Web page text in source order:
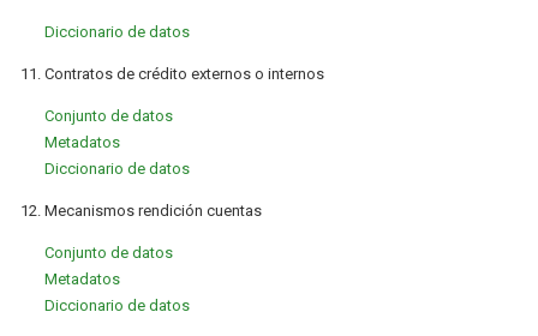
Diccionario de datos
11. Contratos de crédito externos o internos
Conjunto de datos
Metadatos
Diccionario de datos
12. Mecanismos rendición cuentas
Conjunto de datos
Metadatos
Diccionario de datos